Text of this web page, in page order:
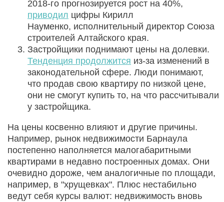
2018-го прогнозируется рост на 40%,
приводил цифры Кирилл
Науменко, исполнительный директор Союза
строителей Алтайского края.
Застройщики поднимают цены на долевки.
Тенденция продолжится из-за изменений в
законодательной сфере. Люди понимают,
что продав свою квартиру по низкой цене,
они не смогут купить то, на что рассчитывали
у застройщика.
На цены косвенно влияют и другие причины.
Например, рынок недвижимости Барнаула
постепенно наполняется малогабаритными
квартирами в недавно построенных домах. Они
очевидно дороже, чем аналогичные по площади,
например, в "хрущевках". Плюс нестабильно
ведут себя курсы валют: недвижимость вновь